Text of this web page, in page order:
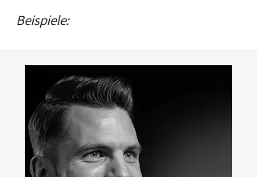
Beispiele: